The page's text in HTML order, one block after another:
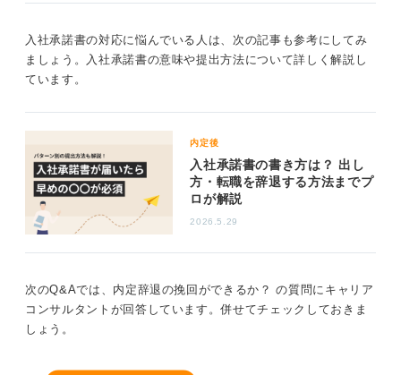
を率直に伝えることが大切です。伝える際は、真摯さと
誠実さを心がけましょう。そして、最終判断は企業側に
委ねるしかないことを念頭に入れておく必要がありま
就活はタイミングとご縁の世界でもあります。チャンス
を取り逃さないようにすることが大事ではあるものの、
取り逃したとしても「それはそういう運命だった」と受
け入れることも大事です。
「後悔先に立たず」の精神で、最終的に選んだ道が正解
0
入社承諾書の対応に悩んでいる人は、次の記事も参考にしてみ
ましょう。入社承諾書の意味や提出方法について詳しく解説し
ています。
内定後
入社承諾書の書き方は？ 出し
方・転職を辞退する方法までプ
ロが解説
2026.5.29
次のQ&Aでは、内定辞退の挽回ができるか？ の質問にキャリア
コンサルタントが回答しています。併せてチェックしておきま
しょう。